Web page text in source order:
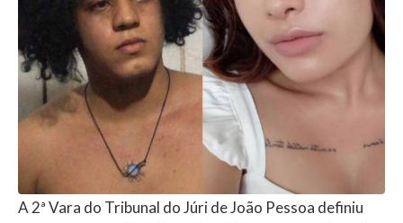
A 2ª Vara do Tribunal do Júri de João Pessoa definiu